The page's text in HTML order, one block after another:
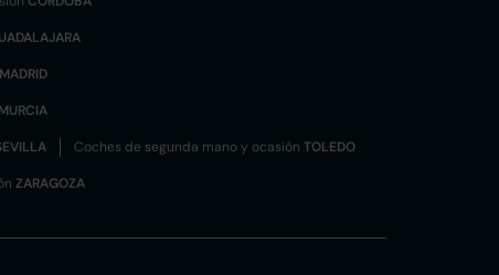
MADRID
MURCIA
Coches de segunda mano y ocasión TOLEDO
ZARAGOZA